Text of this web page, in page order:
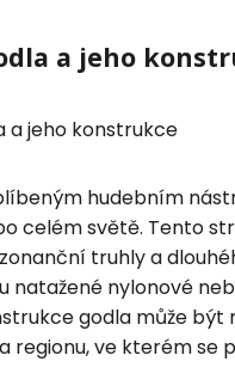
a jeho
a jeho konstrukce
hudebním
celém světě. Tento
truhly a
natažené nylonové
godla může být
regionu, ve kterém se